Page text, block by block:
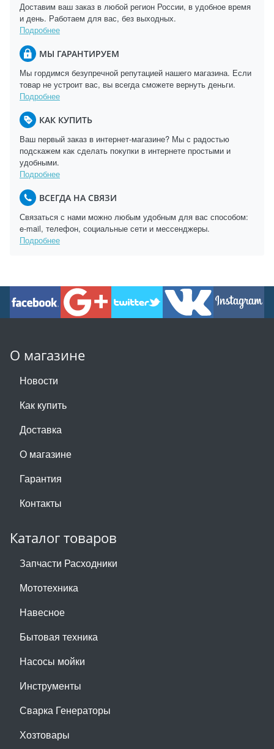
Доставим ваш заказ в любой регион России, в удобное время
и день. Работаем для вас, без выходных.
Подробнее
МЫ ГАРАНТИРУЕМ
Мы гордимся безупречной репутацией нашего магазина. Если
товар не устроит вас, вы всегда сможете вернуть деньги.
Подробнее
КАК КУПИТЬ
Ваш первый заказ в интернет-магазине? Мы с радостью
подскажем как сделать покупки в интернете простыми и
удобными.
Подробнее
ВСЕГДА НА СВЯЗИ
Связаться с нами можно любым удобным для вас способом:
e-mail, телефон, социальные сети и мессенджеры.
Подробнее
О магазине
Новости
Как купить
Доставка
О магазине
Гарантия
Контакты
Каталог товаров
Запчасти Расходники
Мототехника
Навесное
Бытовая техника
Насосы мойки
Инструменты
Сварка Генераторы
Хозтовары